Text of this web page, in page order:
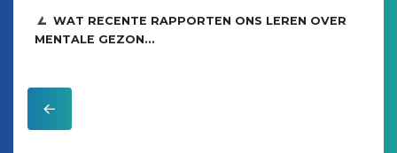
WAT RECENTE RAPPORTEN ONS LEREN OVER
MENTALE GEZON...